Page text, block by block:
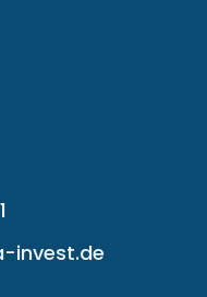
invest.de